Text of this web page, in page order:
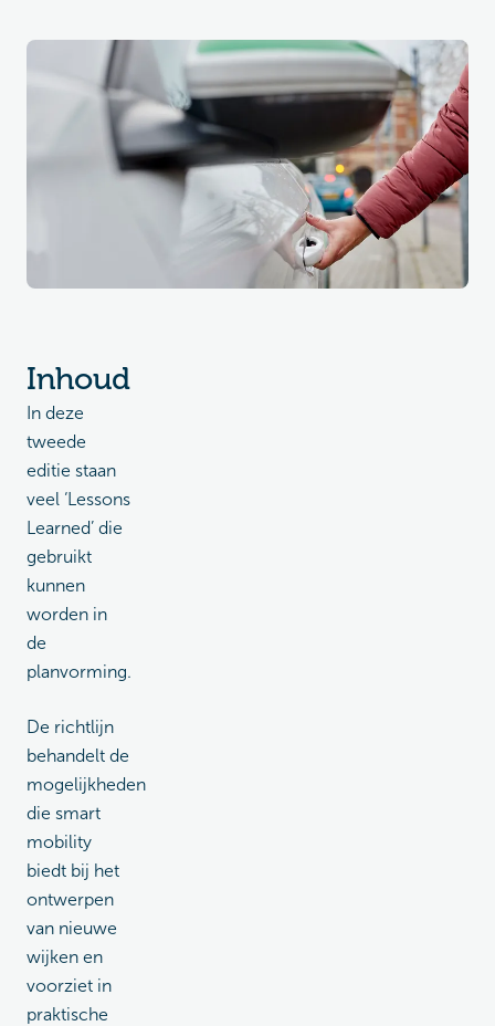
Inhoud
In deze
tweede
editie staan
veel ‘Lessons
Learned’ die
gebruikt
kunnen
worden in
de
planvorming.
De richtlijn
behandelt de
mogelijkheden
die smart
mobility
biedt bij het
ontwerpen
van nieuwe
wijken en
voorziet in
praktische